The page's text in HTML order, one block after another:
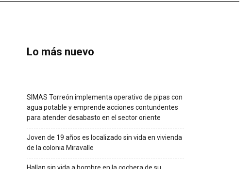
Lo más nuevo
SIMAS Torreón implementa operativo de pipas con
agua potable y emprende acciones contundentes
para atender desabasto en el sector oriente
Joven de 19 años es localizado sin vida en vivienda
de la colonia Miravalle